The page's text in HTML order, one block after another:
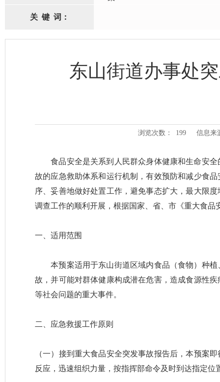
关 键 词：
东山街道办事处
浏览次数： 199 信息来
食品安全是关系到人民群众身体健康和生命安全
故的应急救助体系和运行机制，有效预防和减少食
序、妥善地做好处置工作，避免事态扩大，最大限
调查工作的顺利开展，根据国家、省、市《重大食
一、适用范围
本预案适用于东山街道区域内食品（食物）种植
故，并可能对群体健康构成潜在危害，造成食源性
等社会问题的重大事件。
二、应急救援工作原则
（一）接到重大食品安全突发事故报告后，本预案
反应，迅速组织力量，按指挥部命令及时到达指定位